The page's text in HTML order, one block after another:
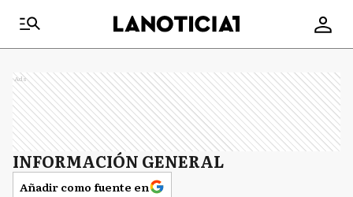
Ads
INFORMACIÓN GENERAL
Añadir como fuente en